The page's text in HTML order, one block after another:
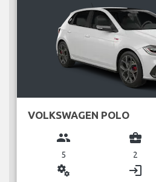
VOLKSWAGEN POLO
group
5
business_center
2
miscellaneous_services login